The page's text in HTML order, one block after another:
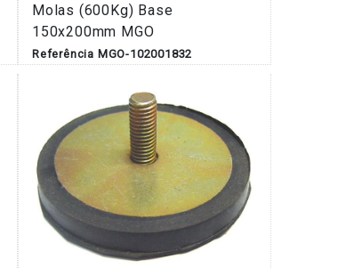
Molas (600Kg) Base
150x200mm MGO
Referência MGO-102001832